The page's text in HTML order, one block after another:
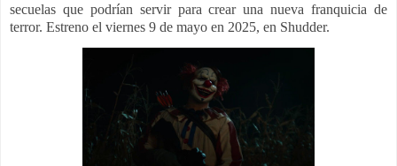
secuelas que podrían servir para crear una nueva franquicia de
terror. Estreno el viernes 9 de mayo en 2025, en Shudder.